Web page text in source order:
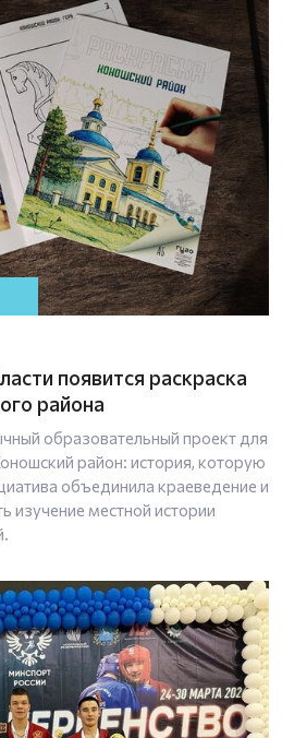
появится раскраска
района
образовательный проект для
район: история, которую
объединила краеведение и
изучение местной истории